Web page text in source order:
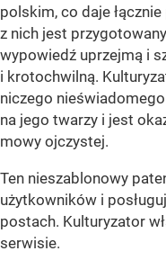
polskim, co daje
z nich jest
wypowiedź uprzejmą i
i krotochwilną.
niczego
na jego twarzy i jest
mowy ojczystej.
Ten nieszablonowy
użytkowników i
postach. Kulturyzator
serwisie.